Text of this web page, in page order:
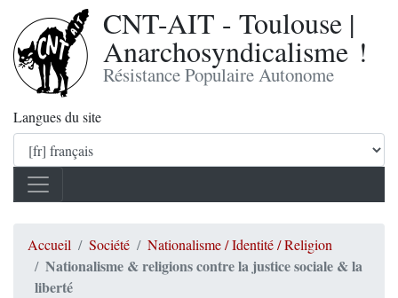
CNT-AIT - Toulouse |
Anarchosyndicalisme !
Résistance Populaire Autonome
Langues du site
Accueil Société Nationalisme / Identité / Religion
Nationalisme & religions contre la justice sociale & la
liberté